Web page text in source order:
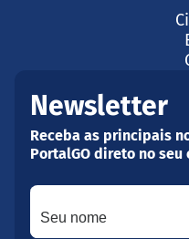
Newsletter
Receba as principais
PortalGO direto no seu
Seu nome